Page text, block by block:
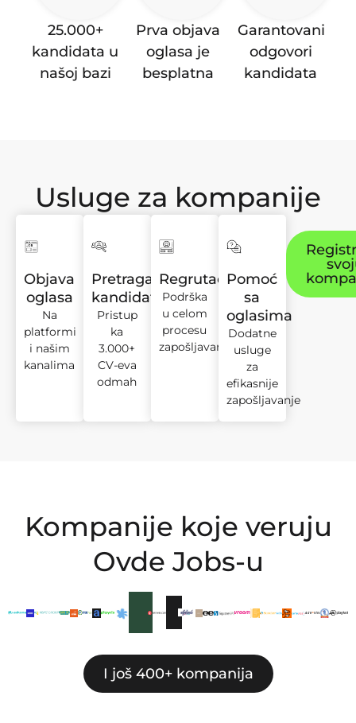
25.000+
kandidata u
našoj bazi
Prva objava
oglasa je
besplatna
Garantovani
odgovori
kandidata
Usluge za kompanije
Objava
oglasa
Na
platformi
i našim
kanalima
Pretraga
kandidata
Pristup
ka
3.000+
CV-eva
odmah
Regrutacija
Podrška
u celom
procesu
zapošljavanja
Pomoć
sa
oglasima
Dodatne
usluge
za
efikasnije
zapošljavanje
Kompanije koje veruju
Ovde Jobs-u
I još 400+ kompanija